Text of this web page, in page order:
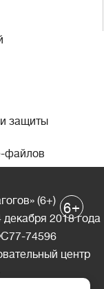
и защиты
файлов
(6+)
2018 года
74596
центр
6+